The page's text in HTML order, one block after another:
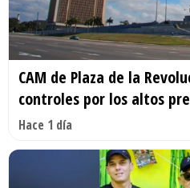
CAM de Plaza de la
controles por los altos
Hace 1 día